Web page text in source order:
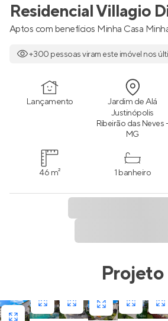
Residencial Villagio
Aptos com benefícios Minha Casa
+300 pessoas viram este imóvel nos
Lançamento
Jardim de Alá
Justinópolis
Ribeirão das Neves -
MG
46 m² 1 banheiro
Projeto